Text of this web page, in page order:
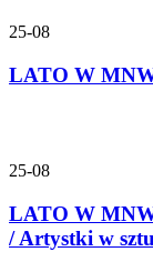
25-08
LATO W
25-08
LATO W
/ Artystki w